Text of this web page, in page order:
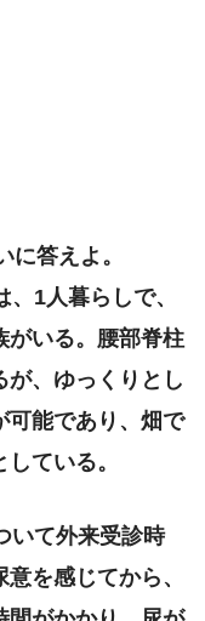
が可能
ベッドから降りよ
に答えよ。
1人暮らしで、
がいる。腰部脊柱
が、ゆっくりとし
可能であり、畑で
ている。
て外来受診時
を感じてから、